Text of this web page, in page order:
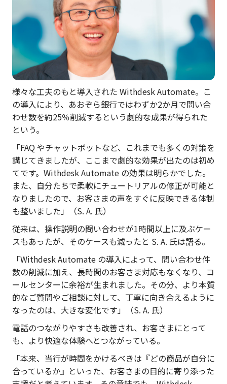
様々な工夫のもと導入された Withdesk Automate。こ
の導入により、あおぞら銀行ではわずか2か月で問い合
わせ数を約25％削減するという劇的な成果が得られた
という。
「FAQ やチャットボットなど、これまでも多くの対策を
講じてきましたが、ここまで劇的な効果が出たのは初め
てです。Withdesk Automate の効果は明らかでした。
また、自分たちで柔軟にチュートリアルの修正が可能と
なりましたので、お客さまの声をすぐに反映できる体制
も整いました」（S. A. 氏）
従来は、操作説明の問い合わせが1時間以上に及ぶケー
スもあったが、そのケースも減ったと S. A. 氏は語る。
「Withdesk Automate の導入によって、問い合わせ件
数の削減に加え、長時間のお客さま対応もなくなり、コ
ールセンターに余裕が生まれました。その分、より本質
的なご質問やご相談に対して、丁寧に向き合えるように
なったのは、大きな変化です」（S. A. 氏）
電話のつながりやすさも改善され、お客さまにとって
も、より快適な体験へとつながっている。
「本来、当行が時間をかけるべきは『どの商品が自分に
合っているか』といった、お客さまの目的に寄り添った